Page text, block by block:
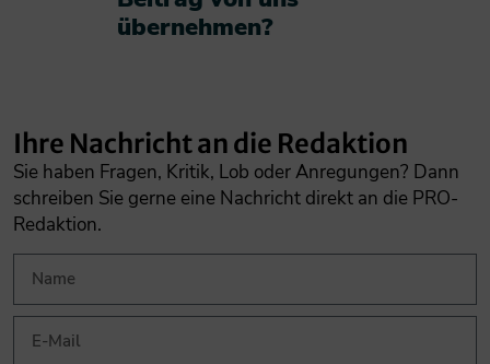
übernehmen?​
Ihre Nachricht an die Redaktion
Sie haben Fragen, Kritik, Lob oder Anregungen? Dann
schreiben Sie gerne eine Nachricht direkt an die PRO-
Redaktion.